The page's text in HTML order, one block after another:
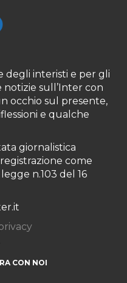
degli interisti e per gli
sull’Inter con
occhio sul presente,
e qualche
giornalistica
come
n.103 del 16
CON NOI